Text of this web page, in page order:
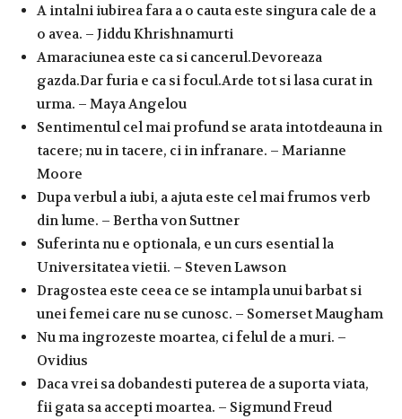
A intalni iubirea fara a o cauta este singura cale de a
o avea. – Jiddu Khrishnamurti
Amaraciunea este ca si cancerul.Devoreaza
gazda.Dar furia e ca si focul.Arde tot si lasa curat in
urma. – Maya Angelou
Sentimentul cel mai profund se arata intotdeauna in
tacere; nu in tacere, ci in infranare. – Marianne
Moore
Dupa verbul a iubi, a ajuta este cel mai frumos verb
din lume. – Bertha von Suttner
Suferinta nu e optionala, e un curs esential la
Universitatea vietii. – Steven Lawson
Dragostea este ceea ce se intampla unui barbat si
unei femei care nu se cunosc. – Somerset Maugham
Nu ma ingrozeste moartea, ci felul de a muri. –
Ovidius
Daca vrei sa dobandesti puterea de a suporta viata,
fii gata sa accepti moartea. – Sigmund Freud